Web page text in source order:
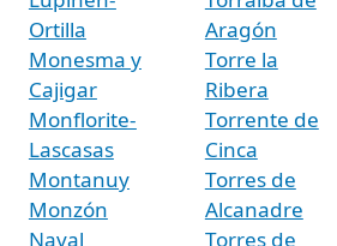
Ortilla
Monesma y
Cajigar
Monflorite-
Lascasas
Montanuy
Monzón
Naval
Aragón
Torre la
Ribera
Torrente de
Cinca
Torres de
Alcanadre
Torres de